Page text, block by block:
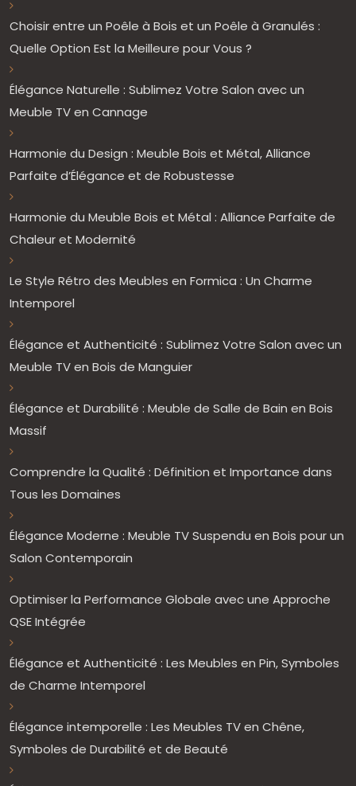
Choisir entre un Poêle à Bois et un Poêle à Granulés :
Quelle Option Est la Meilleure pour Vous ?
Élégance Naturelle : Sublimez Votre Salon avec un
Meuble TV en Cannage
Harmonie du Design : Meuble Bois et Métal, Alliance
Parfaite d’Élégance et de Robustesse
Harmonie du Meuble Bois et Métal : Alliance Parfaite de
Chaleur et Modernité
Le Style Rétro des Meubles en Formica : Un Charme
Intemporel
Élégance et Authenticité : Sublimez Votre Salon avec un
Meuble TV en Bois de Manguier
Élégance et Durabilité : Meuble de Salle de Bain en Bois
Massif
Comprendre la Qualité : Définition et Importance dans
Tous les Domaines
Élégance Moderne : Meuble TV Suspendu en Bois pour un
Salon Contemporain
Optimiser la Performance Globale avec une Approche
QSE Intégrée
Élégance et Authenticité : Les Meubles en Pin, Symboles
de Charme Intemporel
Élégance intemporelle : Les Meubles TV en Chêne,
Symboles de Durabilité et de Beauté